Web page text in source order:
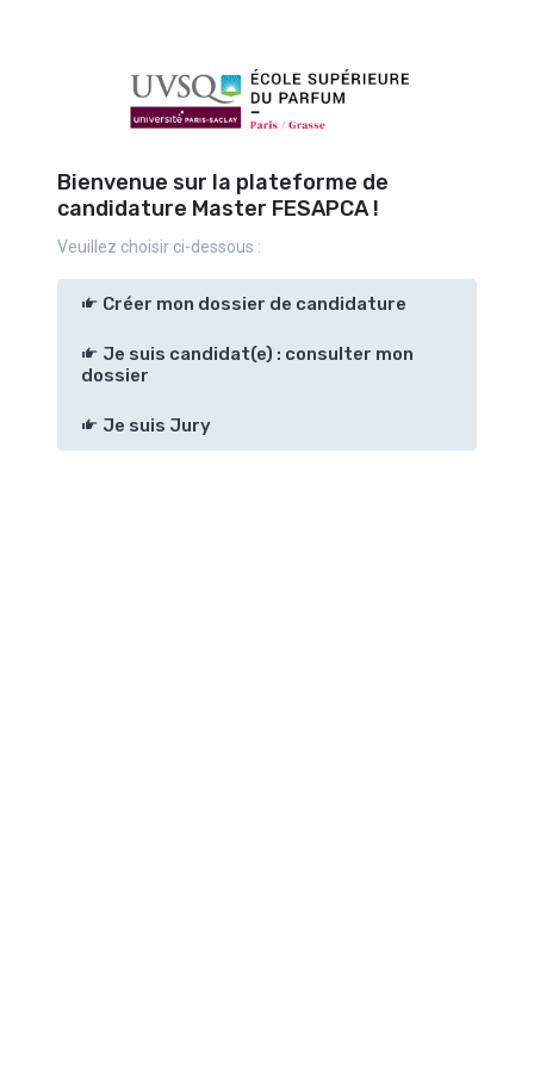
Bienvenue sur la plateforme de
candidature Master FESAPCA !
Veuillez choisir ci-dessous :
Créer mon dossier de candidature
Je suis candidat(e) : consulter mon
dossier
Je suis Jury